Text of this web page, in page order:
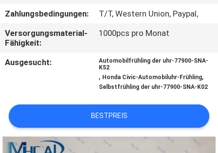
FORDERN
SIE
ZITAT
SITEMAP
PRIVACY
Zahlungsbedingungen:
T/T, Western Union, Paypal,
Versorgungsmaterial-
Fähigkeit:
1000pcs pro Monat
Ausgesucht:
Automobilfrühling der uhr-77900-SNA-
K52
, Honda Civic-Automobiluhr-Frühling,
Selbstfrühling der uhr-77900-SNA-K02
BESTPREIS